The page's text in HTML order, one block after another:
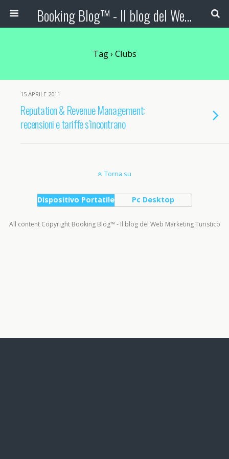
Booking Blog™ - Il blog del Web Marketing Turistico
Tag › Clubs
15 APRILE 2011
Reputation & Revenue Management:
recensioni e tariffe s’incontrano
Torna su
Dispositivo Portatile Pc Desktop
All content Copyright Booking Blog™ - Il blog del Web Marketing Turistico